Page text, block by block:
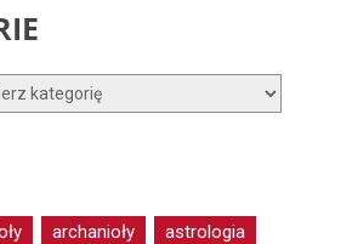
archanioły
astrologia